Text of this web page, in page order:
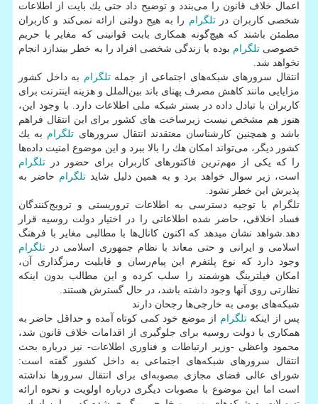
اعمال خلاف قانون را می‌بندد و توضیح داد حتی یك بایت از اطلاعات
شخصی كاربران درتلگرام را به هیج دولتی ارائه نمی‌كند و كاربران
مطمئن باشند كه هیچ‌گونه همكاری بابت قوانینی كه مغایر با حریم
خصوصیتلگرام بوده یا زندگی شخصی افراد را به خطر بیندازد انجام
نخواهد شد.
انتقال سرورهای شبكه‌های اجتماعی از جملهتلگرام به داخل كشور
مزایایی مانند كاهش مصرف پهنای باند بین‌الملل و هزینه اینترنت برای
كاربران با تبادل داده در بستر شبكه ملی اطلاعات دارد. با وجود این،
هنوز هم مشخص نیست زیرساخت های كشور برای این انتقال فراهم
باشد و همچنین كارشناسان معتقدند انتقال سرورهای تلگرام به یك
كشور دیگر، می‌تواند امكان هك را بالا ببرد و این موضوع امنیت داده‌ها
را كه یكی از مهم‌ترین فاكتورهای كاربران برای حضور در تلگرام
است، زیر سوال خواهد برد و به همین دلیل شاید تلگرام حاضر به
پذیرش این خطر نشود.
تلگرام با توجیه دسترسی به اطلاعات تروریستی و ترویج‌كنندگان
فساد اخلاقی، حاضر شده اطلاعاتی را در اختیار دولت روسیه قرار
دهد.شواهد نشان میدهد كه اكنون كانال‌ها با مطالبی مغایر با فرهنگ‌
اسلامی و ایرانی و حتی معاند با نظام جمهوری اسلامی در تلگرام
وجود دارد كه نوع پلتفرم این پیام‌رسان و قابلیت رمزگذاری آن،
امكان فیلترینگ هوشمند را سلب كرده و این مطالب بدون اینكه
نظارتی روی آنها وجود داشته باشد، در حال گسترش هستند.
شبكه‌های بومی به خارجی‌ها رجحان دارند
پس از اینكهتلگرام از موضع خود كمی كوتاه آمده و حداقل حاضر به
همكاری با دولت روسیه برای جلوگیری از اقدامات خلاف قانون شد،
محمود واعظی -وزیر ارتباطات و فناوری اطلاعات- نیز درباره بحث
انتقال سرورهای شبكه‌های اجتماعی به داخل كشور گفته است:
شورای عالی فضای مجازی مصوبه‌ای برای انتقال سرورها نداشته
است اما این موضوع با مصوبات دیگری درباره اولویت‌ و نحوه ارائه